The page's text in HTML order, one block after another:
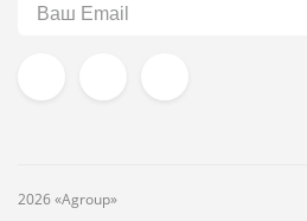
2026 «Agroup»